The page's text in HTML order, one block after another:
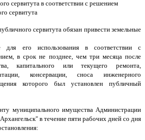
сервитута в соответствии с решением
сервитута
сервитута обязан привести земельные
для его использования в соответствии с
в срок не позднее, чем три месяца после
капитального или текущего ремонта,
консервации, сноса инженерного
которого был установлен публичный
муниципального имущества Администрации
в течение пяти рабочих дней со дня